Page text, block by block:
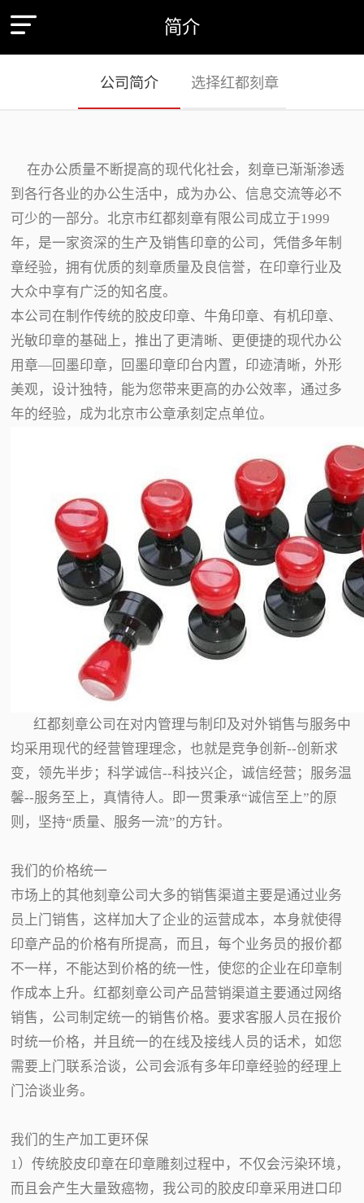
简介
公司简介 选择红都刻章
在办公质量不断提高的现代化社会，刻章已渐渐渗透
到各行各业的办公生活中，成为办公、信息交流等必不
可少的一部分。北京市红都刻章有限公司成立于1999
年，是一家资深的生产及销售印章的公司，凭借多年制
章经验，拥有优质的刻章质量及良信誉，在印章行业及
大众中享有广泛的知名度。
本公司在制作传统的胶皮印章、牛角印章、有机印章、
光敏印章的基础上，推出了更清晰、更便捷的现代办公
用章—回墨印章，回墨印章印台内置，印迹清晰，外形
美观，设计独特，能为您带来更高的办公效率，通过多
年的经验，成为北京市公章承刻定点单位。
红都刻章公司在对内管理与制印及对外销售与服务中
均采用现代的经营管理理念，也就是竞争创新--创新求
变，领先半步；科学诚信--科技兴企，诚信经营；服务温
馨--服务至上，真情待人。即一贯秉承“诚信至上”的原
则，坚持“质量、服务一流”的方针。
我们的价格统一
市场上的其他刻章公司大多的销售渠道主要是通过业务
员上门销售，这样加大了企业的运营成本，本身就使得
印章产品的价格有所提高，而且，每个业务员的报价都
不一样，不能达到价格的统一性，使您的企业在印章制
作成本上升。红都刻章公司产品营销渠道主要通过网络
销售，公司制定统一的销售价格。要求客服人员在报价
时统一价格，并且统一的在线及接线人员的话术，如您
需要上门联系洽谈，公司会派有多年印章经验的经理上
门洽谈业务。
我们的生产加工更环保
1）传统胶皮印章在印章雕刻过程中，不仅会污染环境，
而且会产生大量致癌物，我公司的胶皮印章采用进口印